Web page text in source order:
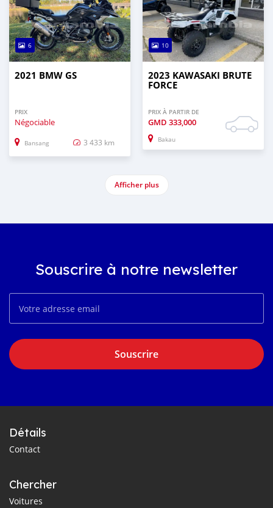
6
2021 BMW GS
PRIX
Négociable
Bansang 3 433 km
10
2023 KAWASAKI BRUTE
FORCE
PRIX À PARTIR DE
GMD 333,000
Bakau
Afficher plus
Souscrire à notre newsletter
Souscrire
Détails
Contact
Chercher
Voitures